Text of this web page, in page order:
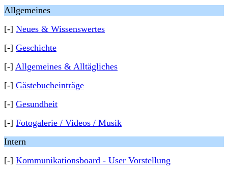
Allgemeines
[-] Neues & Wissenswertes
[-] Geschichte
[-] Allgemeines & Alltägliches
[-] Gästebucheinträge
[-] Gesundheit
[-] Fotogalerie / Videos / Musik
Intern
[-] Kommunikationsboard - User Vorstellung